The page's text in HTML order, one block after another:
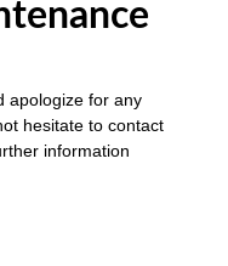
apologize for any
hesitate to contact
information